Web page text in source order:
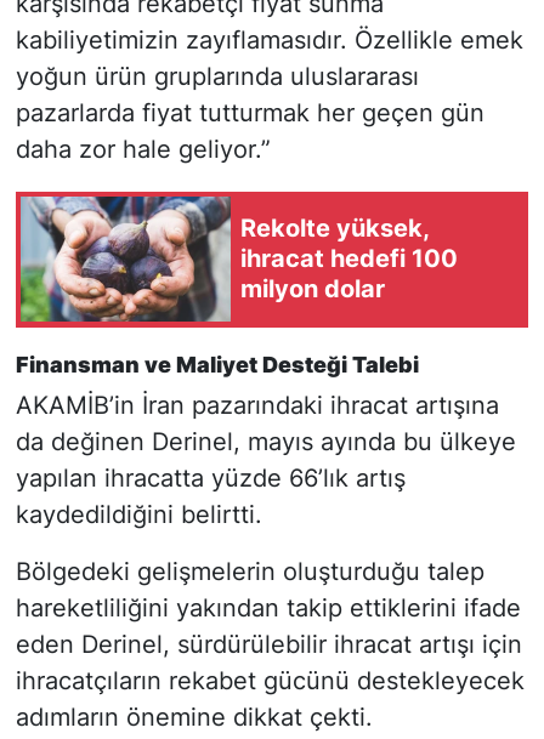
kabiliyetimizin zayıflamasıdır. Özellikle emek
yoğun ürün gruplarında uluslararası
pazarlarda fiyat tutturmak her geçen gün
daha zor hale geliyor.”
Rekolte yüksek,
ihracat hedefi 100
milyon dolar
Finansman ve Maliyet Desteği Talebi
AKAMİB’in İran pazarındaki ihracat artışına
da değinen Derinel, mayıs ayında bu ülkeye
yapılan ihracatta yüzde 66’lık artış
kaydedildiğini belirtti.
Bölgedeki gelişmelerin oluşturduğu talep
hareketliliğini yakından takip ettiklerini ifade
eden Derinel, sürdürülebilir ihracat artışı için
ihracatçıların rekabet gücünü destekleyecek
adımların önemine dikkat çekti.